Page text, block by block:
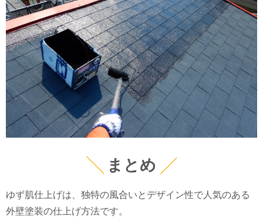
まとめ
ゆず肌仕上げは、独特の風合いとデザイン性で人気のある
外壁塗装の仕上げ方法です。